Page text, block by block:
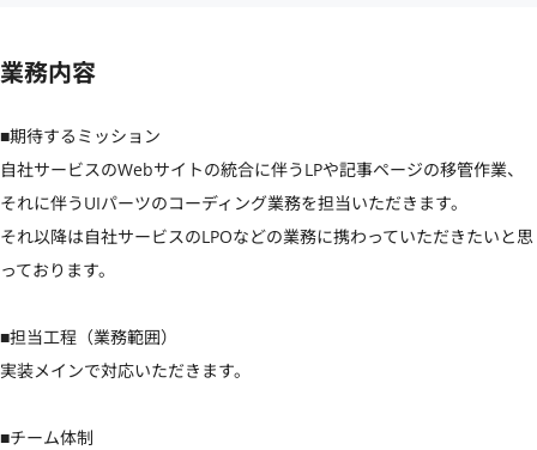
業務内容
■期待するミッション
自社サービスのWebサイトの統合に伴うLPや記事ページの移管作業、
それに伴うUIパーツのコーディング業務を担当いただきます。
それ以降は自社サービスのLPOなどの業務に携わっていただきたいと思
っております。
■担当工程（業務範囲）
実装メインで対応いただきます。
■チーム体制